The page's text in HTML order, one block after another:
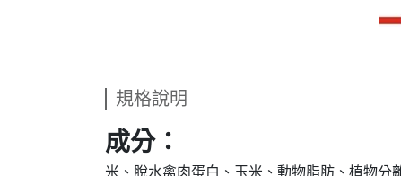
規格說明
成分：
米、脫水禽肉蛋白、玉米、動物脂肪、植物